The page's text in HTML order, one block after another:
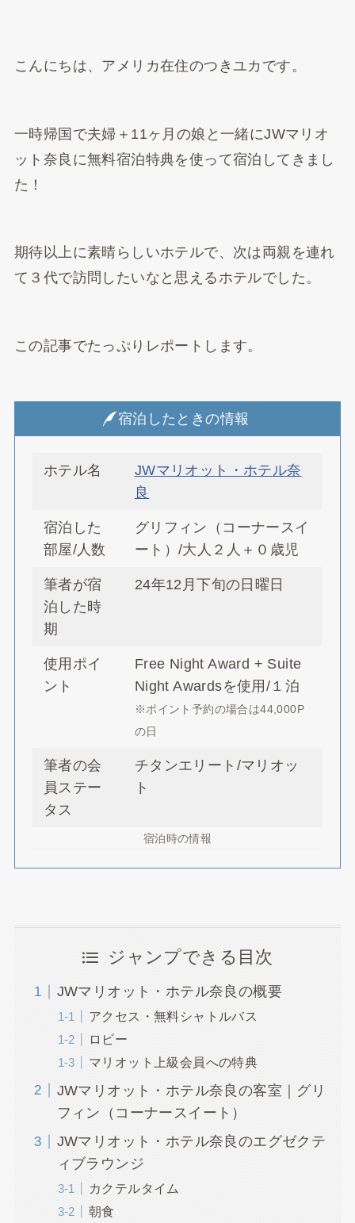
こんにちは、アメリカ在住のつきユカです。
一時帰国で夫婦＋11ヶ月の娘と一緒にJWマリオ
ット奈良に無料宿泊特典を使って宿泊してきまし
た！
期待以上に素晴らしいホテルで、次は両親を連れ
て３代で訪問したいなと思えるホテルでした。
この記事でたっぷりレポートします。
宿泊したときの情報
ホテル名
JWマリオット・ホテル奈
良
宿泊した
部屋/人数
グリフィン（コーナースイ
ート）/大人２人＋０歳児
筆者が宿
泊した時
期
24年12月下旬の日曜日
使用ポイ
ント
Free Night Award + Suite
Night Awardsを使用/１泊
※ポイント予約の場合は44,000P
の日
筆者の会
員ステー
タス
チタンエリート/マリオッ
ト
宿泊時の情報
ジャンプできる目次
JWマリオット・ホテル奈良の概要
アクセス・無料シャトルバス
ロビー
マリオット上級会員への特典
JWマリオット・ホテル奈良の客室｜グリ
フィン（コーナースイート）
JWマリオット・ホテル奈良のエグゼクテ
ィブラウンジ
カクテルタイム
朝食